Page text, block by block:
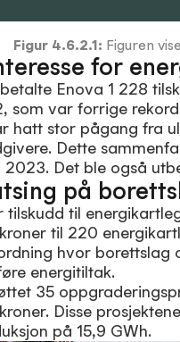
Figur 4.6.2.1: Figuren
for
Enova 1 228
som var forrige
hatt stor pågang fra
Dette
2023. Det ble også
på
tilskudd til
til 220
hvor borettslag
energitiltak.
35
Disse
på 15,9 GWh.